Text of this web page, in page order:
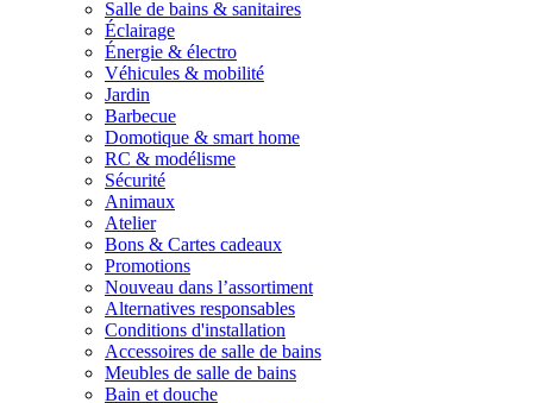
Salle de bains & sanitaires
Éclairage
Énergie & électro
Véhicules & mobilité
Jardin
Barbecue
Domotique & smart home
RC & modélisme
Sécurité
Animaux
Atelier
Bons & Cartes cadeaux
Promotions
Nouveau dans l’assortiment
Alternatives responsables
Conditions d'installation
Accessoires de salle de bains
Meubles de salle de bains
Bain et douche